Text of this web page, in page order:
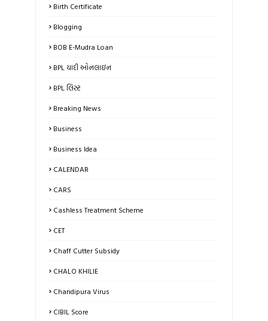
Birth Certificate
Blogging
BOB E-Mudra Loan
BPL યાદી ઓનલાઇન
BPL લિસ્ટ
Breaking News
Business
Business Idea
CALENDAR
CARS
Cashless Treatment Scheme
CET
Chaff Cutter Subsidy
CHALO KHILIE
Chandipura Virus
CIBIL Score